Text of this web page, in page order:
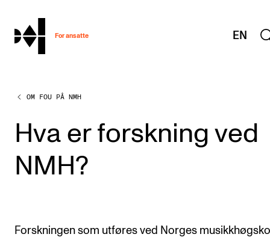
hjem
For ansatte EN
MITT ARBEIDSFORHOLD
Arbeidstid og lønn
Reiser og utveksling
Kompetanse og velferd
Nyansatt på NMH
OM FOU PÅ NMH
Hva er forskning ved
NMH?
Forskningen som utføres ved Norges